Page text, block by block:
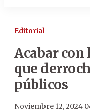
Editorial
Acabar
que
públicos
Noviembre 12, 2024